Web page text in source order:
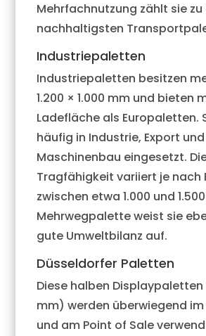
Mehrfachnutzung zählt sie zu
nachhaltigsten
Industriepaletten
Industriepaletten besitzen
1.200 × 1.000 mm und bieten
Ladefläche als Europaletten.
häufig in Industrie, Export und
Maschinenbau eingesetzt.
Tragfähigkeit variiert je nach
zwischen etwa 1.000 und
Mehrwegpalette weist sie
gute Umweltbilanz auf.
Düsseldorfer Paletten
Diese halben
mm) werden überwiegend im
und am Point of Sale